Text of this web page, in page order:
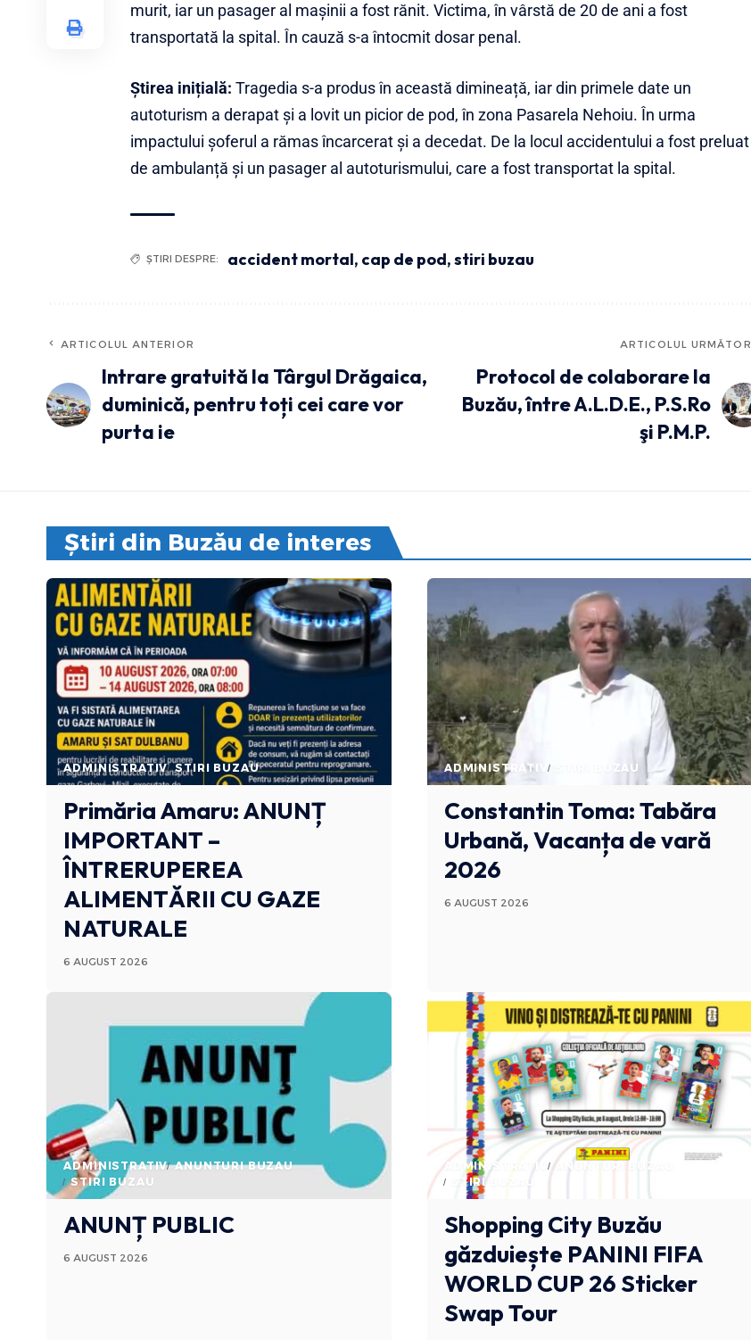
murit, iar un pasager al mașinii a fost rănit. Victima, în vârstă de 20 de ani a fost
transportată la spital. În cauză s-a întocmit dosar penal.
Știrea inițială: Tragedia s-a produs în această dimineață, iar din primele date un
autoturism a derapat și a lovit un picior de pod, în zona Pasarela Nehoiu. În urma
impactului șoferul a rămas încarcerat și a decedat. De la locul accidentului a fost preluat
de ambulanță și un pasager al autoturismului, care a fost transportat la spital.
ȘTIRI DESPRE: accident mortal, cap de pod,stiri buzau
ARTICOLUL ANTERIOR
Intrare gratuită la Târgul Drăgaica,
duminică, pentru toți cei care vor
purta ie
ARTICOLUL URMĂTOR
Protocol de colaborare la
Buzău, între A.L.D.E., P.S.Ro
şi P.M.P.
Știri din Buzău de interes
ADMINISTRATIV STIRI BUZAU
Primăria Amaru: ANUNȚ
IMPORTANT –
ÎNTRERUPEREA
ALIMENTĂRII CU GAZE
NATURALE
6 AUGUST 2026
ADMINISTRATIV STIRI BUZAU
Constantin Toma: Tabăra
Urbană, Vacanța de vară
2026
6 AUGUST 2026
ADMINISTRATIV ANUNTURI BUZAU
STIRI BUZAU
ANUNȚ PUBLIC
6 AUGUST 2026
ADMINISTRATIV
ANUNTURI BUZAU
STIRI BUZAU
Shopping City Buzău
găzduiește PANINI FIFA
WORLD CUP 26 Sticker
Swap Tour